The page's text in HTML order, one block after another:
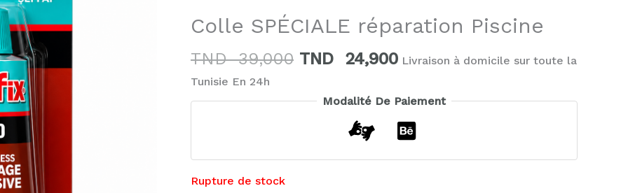
Colle SPÉCIALE réparation Piscine
TND39,000
TND
TND
24,900
TND
Livraison à domicile sur toute la
Tunisie En 24h
Modalité De Paiement
Rupture de stock